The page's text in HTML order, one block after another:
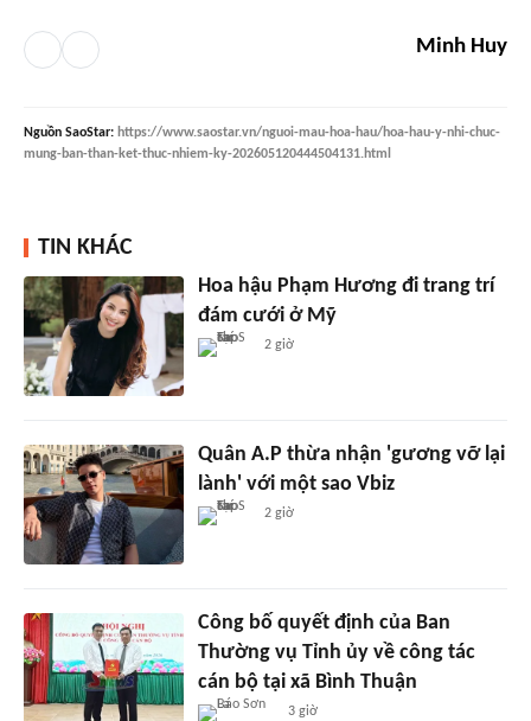
Minh Huy
Nguồn SaoStar: https://www.saostar.vn/nguoi-mau-hoa-hau/hoa-hau-y-nhi-chuc-
mung-ban-than-ket-thuc-nhiem-ky-202605120444504131.html
TIN KHÁC
Hoa hậu Phạm Hương đi trang trí
đám cưới ở Mỹ
2 giờ
Quân A.P thừa nhận 'gương vỡ lại
lành' với một sao Vbiz
2 giờ
Công bố quyết định của Ban
Thường vụ Tỉnh ủy về công tác
cán bộ tại xã Bình Thuận
3 giờ